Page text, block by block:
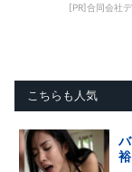
[PR]合同会社
こちらも人気